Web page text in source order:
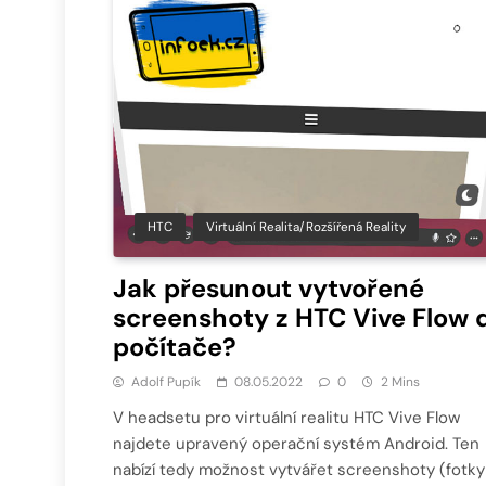
HTC Virtuální Realita/Rozšířená Reality
Jak přesunout vytvořené
screenshoty z HTC Vive Flow
počítače?
Adolf Pupík 08.05.2022 0 2 Mins
V headsetu pro virtuální realitu HTC Vive Flow
najdete upravený operační systém Android. Ten
nabízí tedy možnost vytvářet screenshoty (fotky